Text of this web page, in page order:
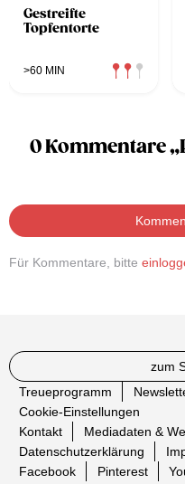
Gestreifte
Topfentorte
>60 MIN
0 Kommentare
Für Kommentare, bitte
zum
Treueprogramm
Cookie-Einstellungen
Kontakt
Mediadaten &
Datenschutzerklärung
Facebook
Pinterest